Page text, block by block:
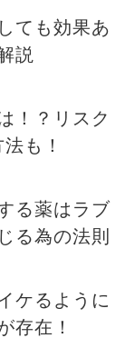
ても効果あ
説
！？リスク
も！
る薬はラブ
る為の法則
ケるように
存在！